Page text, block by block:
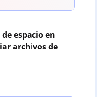
espacio en
archivos de